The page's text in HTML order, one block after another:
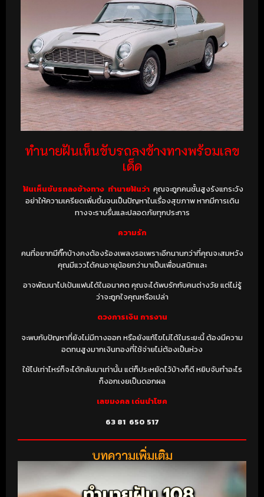
ทำนายฝันเห็นขับรถลงข้างทางพร้อมเลข
เด็ด
ฝันเห็นขับรถลงข้างทาง ทํานายฝันว่า คุณจะถูกคนชั้นสูงรังแกระวัง
อย่าให้ความเครียดเพิ่มขึ้นจนเป็นปัญหาในเรื่องสุขภาพ หากมีการเดิน
ทางจะราบรื่นและปลอดภัยทุกประการ
ความรัก
คนที่อยากมีกิ๊กบ้างคงต้องร้องเพลงรอเพราะอีกนานกว่าที่คุณจะสมหวัง
คุณมีแววได้คนอายุน้อยกว่ามาเป็นเพื่อนสนิทและ
อาจพัฒนาไปเป้นแฟนได้ในอนาคต คุณจะได้พบรักกับคนต่างวัย แต่ไม่รู้
ว่าจะถูกใจคุณหรือเปล่า
ดวงการเงิน การงาน
จะพบกับปัญหาที่ยังไม่มีทางออก หรือยังแก้ไขไม่ได้ในระยะนี้ ต้องมีความ
อดทนสูงมากเงินทองที่ใช้จ่ายไม่ต้องเป็นห่วง
ใช้ไปเท่าไหร่ก็จะได้กลับมาเท่านั้น แต่ก็ประหยัดไว้บ้างก็ดี หยิบจับทำอะไร
ก็งอกเงยเป็นดอกผล
เลขมงคล เด่นนำโชค
63 81 650 517
บทความเพิ่มเติม